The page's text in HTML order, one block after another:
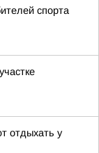
спорта
отдыхать у